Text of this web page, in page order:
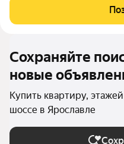
мансардных комнаты 18.5 и
Санузел раздельный: ванная
Сохраняйте
новые
Купить квартиру,
шоссе в Ярославле